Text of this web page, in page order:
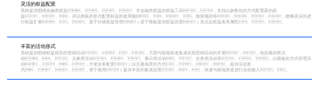
灵活的权益配置
系统提供围绕金融类权益、、、、非金融类权益的权益工具，，支持以参数化的方式配置新的权
益，，，并以模板的形式配置权益的使用规则、、、、核算规则等，，，，能够灵活的进
行权益扩展。。。基于分级权益管理；基于模板提供权益设置；灵活定权益各类属性。。。
丰富的活动形式
系统提供围绕权益相关的营销活动，，，，方面与前端渠道集成实现营销活动的开展，，包括规则类活
动、、、兑换类活动、、、展示类活动、、任务类活动等。。。以模板的方式管理活
动，，，，方便业务配置；以主题场景的方式，，，，提供活动形
式，，，，便于使用；提供丰富的集成设置，，，快速与前端渠道进行活动接入。。